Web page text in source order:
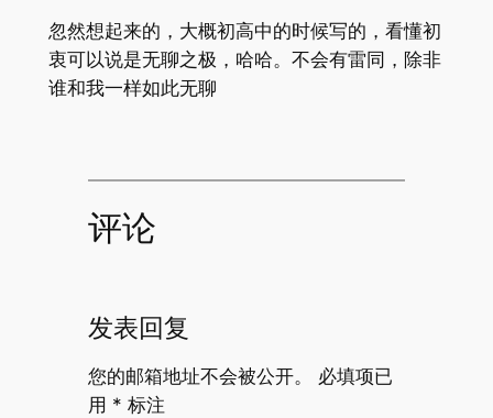
忽然想起来的，大概初高中的时候写的，看懂初
衷可以说是无聊之极，哈哈。不会有雷同，除非
谁和我一样如此无聊
评论
发表回复
您的邮箱地址不会被公开。
必填项已
用 * 标注